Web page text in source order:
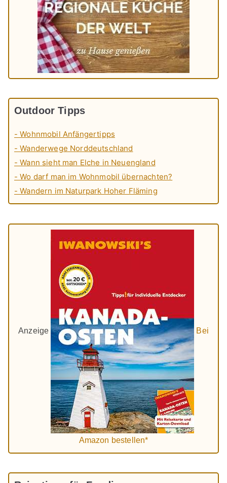
Outdoor Tipps
- Wohnmobil Anfängertipps
- Wanderwege Norddeutschland
- Wann sieht man Elche in Neuengland
- Wo darf man im Wohnmobil übernachten?
- Wandern im Naturpark Hoher Fläming
Anzeige Bei
Amazon bestellen*